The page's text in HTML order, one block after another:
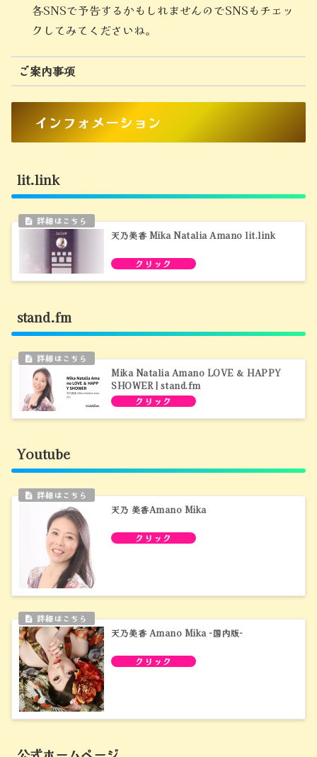
各SNSで予告するかもしれませんのでSNSもチェッ
クしてみてくださいね。
ご案内事項
インフォメーション
lit.link
天乃美香 Mika Natalia Amano lit.link
stand.fm
Mika Natalia Amano LOVE ＆ HAPPY
SHOWER | stand.fm
Youtube
天乃 美香Amano Mika
天乃美香 Amano Mika -国内版-